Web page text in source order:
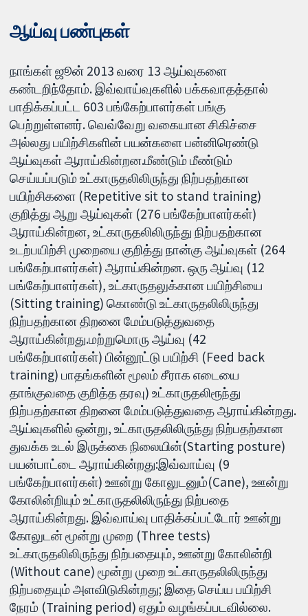
ஆய்வு பண்புகள்
நாங்கள் ஜூன் 2013 வரை 13 ஆய்வுகளை
கண்டறிந்தோம். இவ்வாய்வுகளில் பக்கவாதத்தால்
பாதிக்கப்பட்ட 603 பங்கேற்பாளர்கள் பங்கு
பெற்றுள்ளனர். வெவ்வேறு வகையான சிகிச்சை
அல்லது பயிற்சிகளின் பயன்களை பன்னிரெண்டு
ஆய்வுகள் ஆராய்கின்றன.மீண்டும் மீண்டும்
செய்யப்படும் உட்காருதலிலிருந்து நிற்பதற்கான
பயிற்சிகளை (Repetitive sit to stand training)
குறித்து ஆறு ஆய்வுகள் (276 பங்கேற்பாளர்கள்)
ஆராய்கின்றன, உட்காருதலிலிருந்து நிற்பதற்கான
உடற்பயிற்சி முறையை குறித்து நான்கு ஆய்வுகள் (264
பங்கேற்பாளர்கள்) ஆராய்கின்றன. ஒரு ஆய்வு (12
பங்கேற்பாளர்கள்), உட்காருதலுக்கான பயிற்சியை
(Sitting training) கொண்டு உட்காருதலிலிருந்து
நிற்பதற்கான திறனை மேம்படுத்துவதை
ஆராய்கின்றது.மற்றுமொரு ஆய்வு (42
பங்கேற்பாளர்கள்) பின்னூட்டு பயிற்சி (Feed back
training) பாதங்களின் மூலம் சீராக எடையை
தாங்குவதை குறித்த தரவு) உட்காருதலிரூந்து
நிற்பதற்கான திறனை மேம்படுத்துவதை ஆராய்கின்றது.
ஆய்வுகளில் ஒன்று, உட்காருதலிலிருந்து நிற்பதற்கான
துவக்க உடல் இருக்கை நிலையின்(Starting posture)
பயன்பாட்டை ஆராய்கின்றது:இவ்வாய்வு (9
பங்கேற்பாளர்கள்) ஊன்று கோலுடனும்(Cane), ஊன்று
கோலின்றியும் உட்காருதலிலிருந்து நிற்பதை
ஆராய்கின்றது. இவ்வாய்வு பாதிக்கப்பட்டோர் ஊன்று
கோலுடன் மூன்று முறை (Three tests)
உட்காருதலிலிருந்து நிற்பதையும், ஊன்று கோலின்றி
(Without cane) மூன்று முறை உட்காருதலிலிருந்து
நிற்பதையும் அளவிடுகின்றது; இதை செய்ய பயிற்சி
நேரம் (Training period) ஏதும் வழங்கப்படவில்லை.